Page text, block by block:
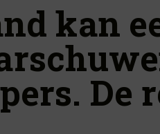
kan
De